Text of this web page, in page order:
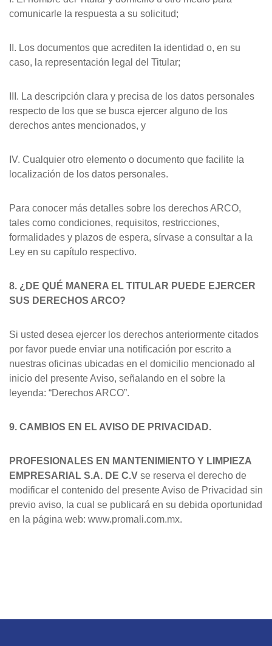
comunicarle la respuesta a su solicitud;
II. Los documentos que acrediten la identidad o, en su
caso, la representación legal del Titular;
III. La descripción clara y precisa de los datos personales
respecto de los que se busca ejercer alguno de los
derechos antes mencionados, y
IV. Cualquier otro elemento o documento que facilite la
localización de los datos personales.
Para conocer más detalles sobre los derechos ARCO,
tales como condiciones, requisitos, restricciones,
formalidades y plazos de espera, sírvase a consultar a la
Ley en su capítulo respectivo.
8. ¿DE QUÉ MANERA EL TITULAR PUEDE EJERCER
SUS DERECHOS ARCO?
Si usted desea ejercer los derechos anteriormente citados
por favor puede enviar una notificación por escrito a
nuestras oficinas ubicadas en el domicilio mencionado al
inicio del presente Aviso, señalando en el sobre la
leyenda: “Derechos ARCO”.
9. CAMBIOS EN EL AVISO DE PRIVACIDAD.
PROFESIONALES EN MANTENIMIENTO Y LIMPIEZA
EMPRESARIAL S.A. DE C.V se reserva el derecho de
modificar el contenido del presente Aviso de Privacidad sin
previo aviso, la cual se publicará en su debida oportunidad
en la página web: www.promali.com.mx.